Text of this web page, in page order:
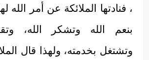
، فنادتها الملائكة عن أمر الله
بنعم الله وتشكر الله،
وتشتغل بخدمته، ولهذا قال